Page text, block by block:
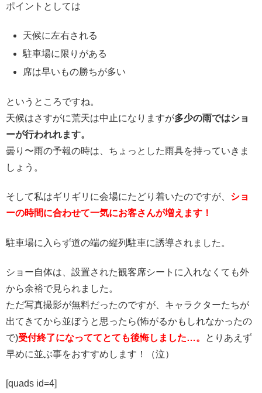
ポイントとしては
天候に左右される
駐車場に限りがある
席は早いもの勝ちが多い
というところですね。
天候はさすがに荒天は中止になりますが多少の雨ではショ
ーが行われれます。
曇り〜雨の予報の時は、ちょっとした雨具を持っていきま
しょう。
そして私はギリギリに会場にたどり着いたのですが、 ショ
ーの時間に合わせて一気にお客さんが増えます！
駐車場に入らず道の端の縦列駐車に誘導されました。
ショー自体は、設置された観客席シートに入れなくても外
から余裕で見られました。
ただ写真撮影が無料だったのですが、キャラクターたちが
出てきてから並ぼうと思ったら(怖がるかもしれなかったの
で)受付終了になっててとても後悔しました…。
とりあえず
早めに並ぶ事をおすすめします！（泣）
[quads id=4]